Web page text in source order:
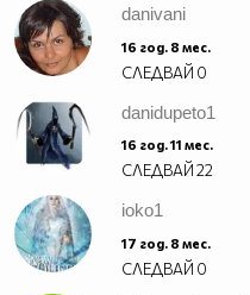
danivani
16 год. 8 мес.
СЛЕДВАЙ 0
danidupeto1
16 год. 11 мес.
СЛЕДВАЙ22
ioko1
17 год. 8 мес.
СЛЕДВАЙ 0